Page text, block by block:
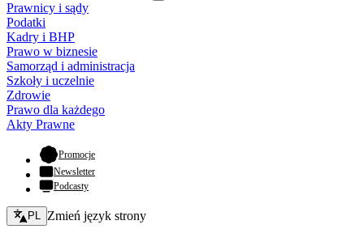
Prawnicy i sądy
Podatki
Kadry i BHP
Prawo w biznesie
Samorząd i administracja
Szkoły i uczelnie
Zdrowie
Prawo dla każdego
Akty Prawne
Promocje- otwiera się w nowej karcie
Newsletter
Podcasty
Zmień język - bieżący:
PL Zmień język strony